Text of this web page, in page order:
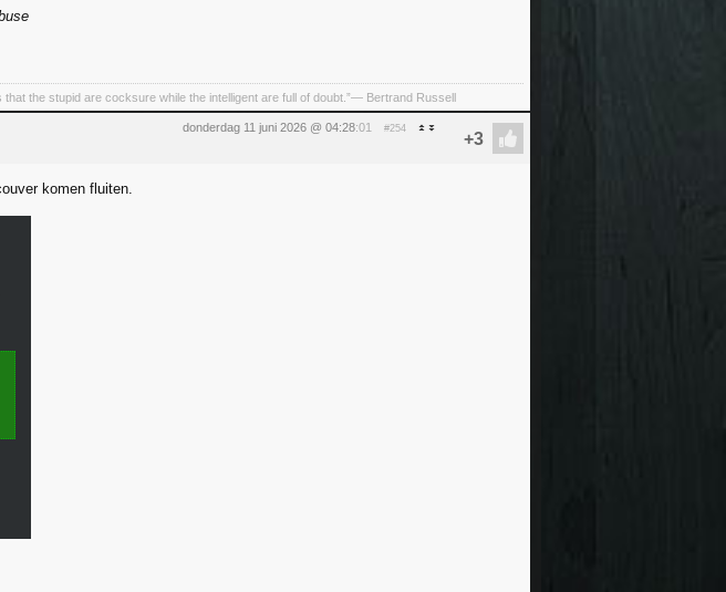
the stupid are cocksure while the intelligent are full of doubt.”— Bertrand Russell
donderdag 11 juni 2026 @ 04:28:01 #254
komen fluiten.